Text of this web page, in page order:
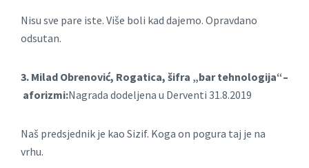
Nisu sve pare iste. Više boli kad dajemo. Opravdano
odsutan.
3. Milad Obrenović, Rogatica, šifra „bar tehnologija“–
aforizmi:Nagrada dodeljena u Derventi 31.8.2019
Naš predsjednik je kao Sizif. Koga on pogura taj je na
vrhu.